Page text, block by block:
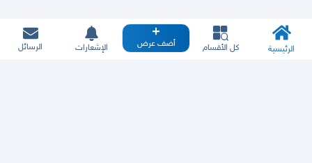
الرئيسية كل الأقسام أضف عرض الإشعارات الرسائل